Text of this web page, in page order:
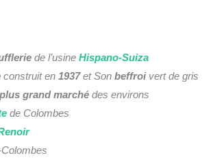
de l’usine Hispano-Suiza
construit en 1937et Son beffroivert de gris
plus grand marchédes environs
de Colombes